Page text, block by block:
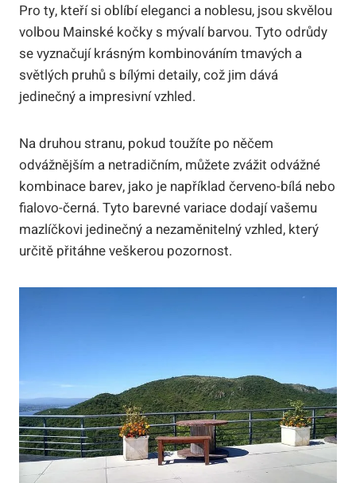
Pro ty, kteří si oblíbí eleganci a noblesu, jsou skvělou
volbou Mainské kočky s mývalí barvou. Tyto odrůdy
se vyznačují krásným kombinováním tmavých a
světlých pruhů s bílými detaily, což jim dává
jedinečný a impresivní vzhled.
Na druhou stranu, pokud toužíte po něčem
odvážnějším a netradičním, můžete zvážit odvážné
kombinace barev, jako je například červeno-bílá nebo
fialovo-černá. Tyto barevné variace dodají vašemu
mazlíčkovi jedinečný a nezaměnitelný vzhled, který
určitě přitáhne veškerou pozornost.